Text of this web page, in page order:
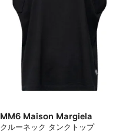
MM6 Maison Margiela
クルーネック タンクトップ